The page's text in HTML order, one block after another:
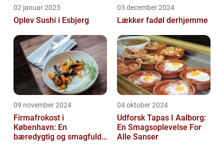
02 januar 2025
Oplev Sushi i Esbjerg
03 december 2024
Lækker fadøl derhjemme
09 november 2024
Firmafrokost i
København: En
bæredygtig og smagfuld
04 oktober 2024
Udforsk Tapas I Aalborg:
En Smagsoplevelse For
Alle Sanser